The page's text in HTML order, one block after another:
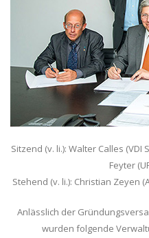
Sitzend (v. li.): Walter Calles (VDI
Feyter
Stehend (v. li.): Christian Zeyen
Anlässlich der
wurden folgende